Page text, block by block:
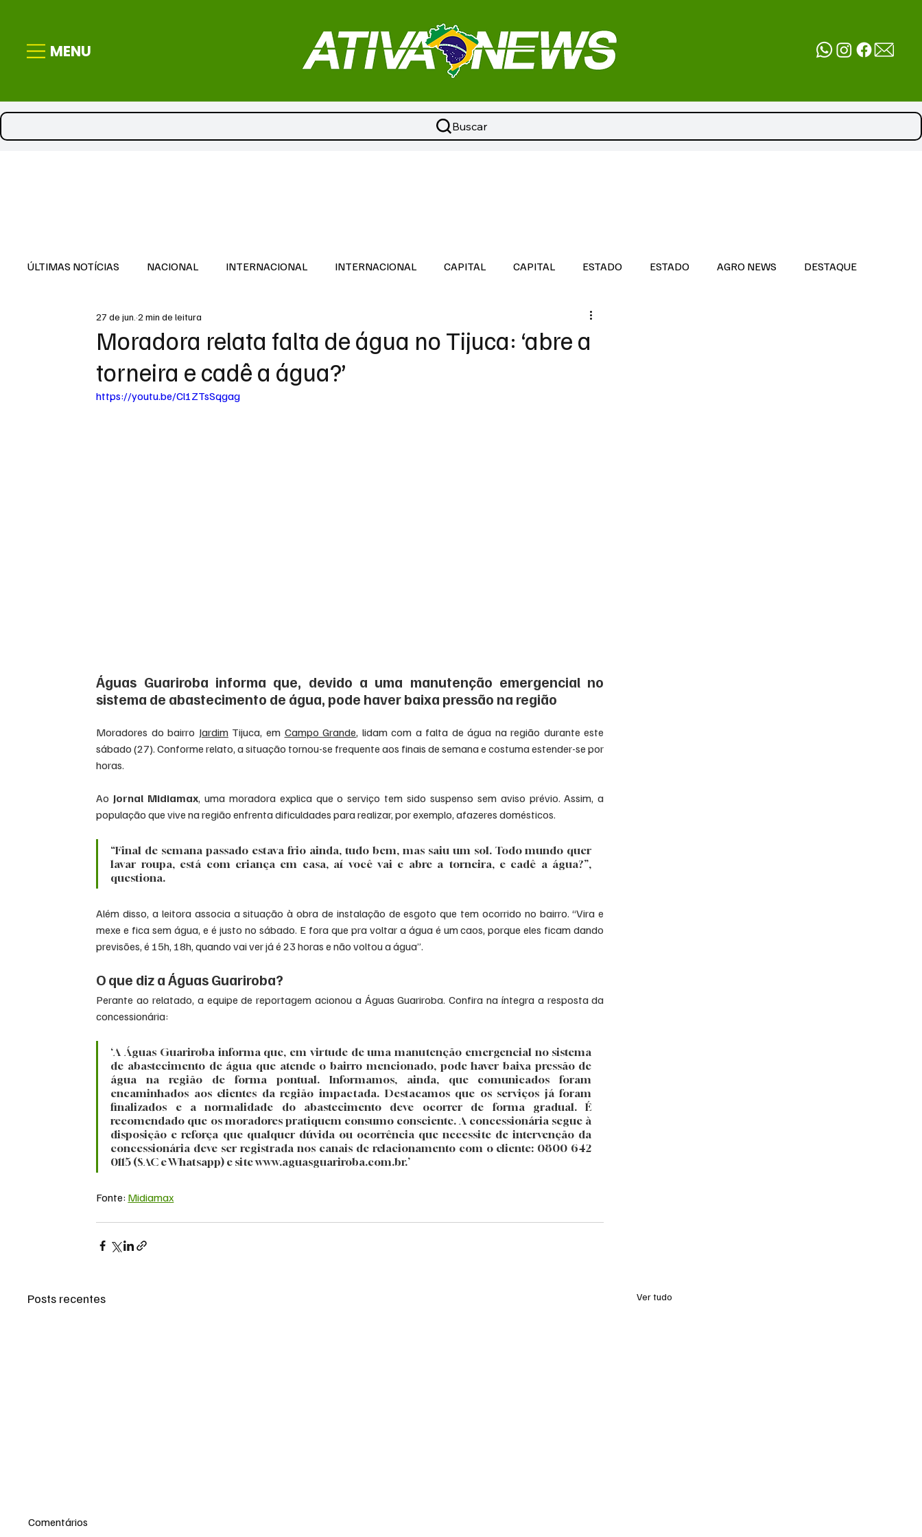
MENU
Buscar
ÚLTIMAS NOTÍCIAS NACIONAL INTERNACIONAL INTERNACIONAL CAPITAL CAPITAL ESTADO ESTADO AGRO NEWS DESTAQUE
DESTAQUE
Moradora relata falta de água no Tijuca: ‘abre a
torneira e cadê a água?’
27 de jun.2 min de leitura
https://youtu.be/Cl1ZTsSqgag
Águas Guariroba informa que, devido a uma manutenção emergencial no
sistema de abastecimento de água, pode haver baixa pressão na região
Moradores do bairro Jardim Tijuca, em Campo Grande, lidam com a falta de água na região durante este
sábado (27). Conforme relato, a situação tornou-se frequente aos finais de semana e costuma estender-se por
horas.
Ao Jornal Midiamax, uma moradora explica que o serviço tem sido suspenso sem aviso prévio. Assim, a
população que vive na região enfrenta dificuldades para realizar, por exemplo, afazeres domésticos.
“Final de semana passado estava frio ainda, tudo bem, mas saiu um sol. Todo mundo quer
lavar roupa, está com criança em casa, aí você vai e abre a torneira, e cadê a água?”,
questiona.
Além disso, a leitora associa a situação à obra de instalação de esgoto que tem ocorrido no bairro. “Vira e
mexe e fica sem água, e é justo no sábado. E fora que pra voltar a água é um caos, porque eles ficam dando
previsões, é 15h, 18h, quando vai ver já é 23 horas e não voltou a água”.
O que diz a Águas Guariroba?
Perante ao relatado, a equipe de reportagem acionou a Águas Guariroba. Confira na íntegra a resposta da
concessionária:
‘A Águas Guariroba informa que, em virtude de uma manutenção emergencial no sistema
de abastecimento de água que atende o bairro mencionado, pode haver baixa pressão de
água na região de forma pontual. Informamos, ainda, que comunicados foram
encaminhados aos clientes da região impactada. Destacamos que os serviços já foram
finalizados e a normalidade do abastecimento deve ocorrer de forma gradual. É
recomendado que os moradores pratiquem consumo consciente. A concessionária segue à
disposição e reforça que qualquer dúvida ou ocorrência que necessite de intervenção da
concessionária deve ser registrada nos canais de relacionamento com o cliente: 0800 642
0115 (SAC e Whatsapp) e site www.aguasguariroba.com.br.’
Fonte: Midiamax
Posts recentes Ver tudo
Comentários